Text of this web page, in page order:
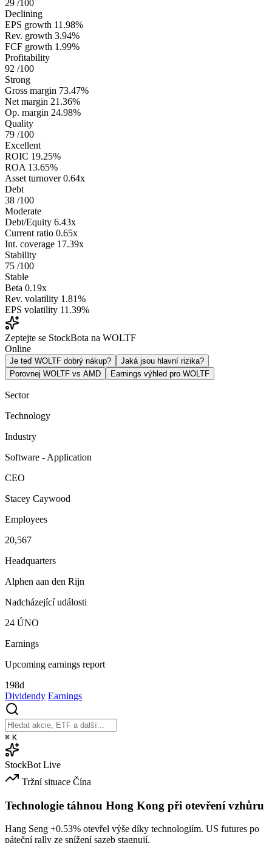
29 /100
Declining
EPS growth 11.98%
Rev. growth 3.94%
FCF growth 1.99%
Profitability
92 /100
Strong
Gross margin 73.47%
Net margin 21.36%
Op. margin 24.98%
Quality
79 /100
Excellent
ROIC 19.25%
ROA 13.65%
Asset turnover 0.64x
Debt
38 /100
Moderate
Debt/Equity 6.43x
Current ratio 0.65x
Int. coverage 17.39x
Stability
75 /100
Stable
Beta 0.19x
Rev. volatility 1.81%
EPS volatility 11.39%
Zeptejte se StockBota na WOLTF
Online
Je teď WOLTF dobrý nákup?
Jaká jsou hlavní rizika?
Porovnej WOLTF vs AMD
Earnings výhled pro WOLTF
Sector
Technology
Industry
Software - Application
CEO
Stacey Caywood
Employees
20,567
Headquarters
Alphen aan den Rijn
Nadcházející události
24 ÚNO
Earnings
Upcoming earnings report
198d
Dividendy Earnings
⌘ K
StockBot Live
Tržní situace Čína
Technologie táhnou Hong Kong při otevření vzhůru
Hang Seng +0.53% otevřel výše díky technologiím. US futures po
páteční rally ze snížení sazeb stagnují.